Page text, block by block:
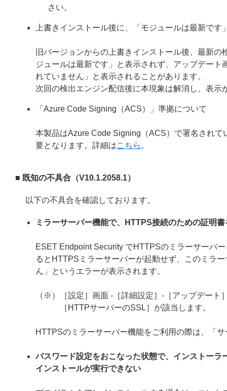
さい。
上書きインストール後に、「モジュールは最新です
旧バージョンからの上書きインストール後、最新
ジュールは最新です」と表示されず、アップデー
れていません」と表示されることがあります。
次回の検出エンジン配信後に本現象は解消し、表示
「Azure Code Signing（ACS）」準拠について
本製品はAzure Code Signing（ACS）で署名され
要となります。詳細はこちら 。
■ 既知の不具合（V10.1.2058.1）
以下の不具合を確認しております。
ミラーサーバー機能で、HTTPS接続のための証明
ESET Endpoint Security でHTTPSのミラーサーバ
るとHTTPSミラーサーバーが起動せず、このミラ
ん」というエラーが表示されます。
（※）［設定］画面 -［詳細設定］-［アップデー
［HTTPサーバーのSSL］が該当します。
HTTPSのミラーサーバー機能をご利用の際は、「
パスワード設定をおこなった状態で、インストー
インストールが実行できない